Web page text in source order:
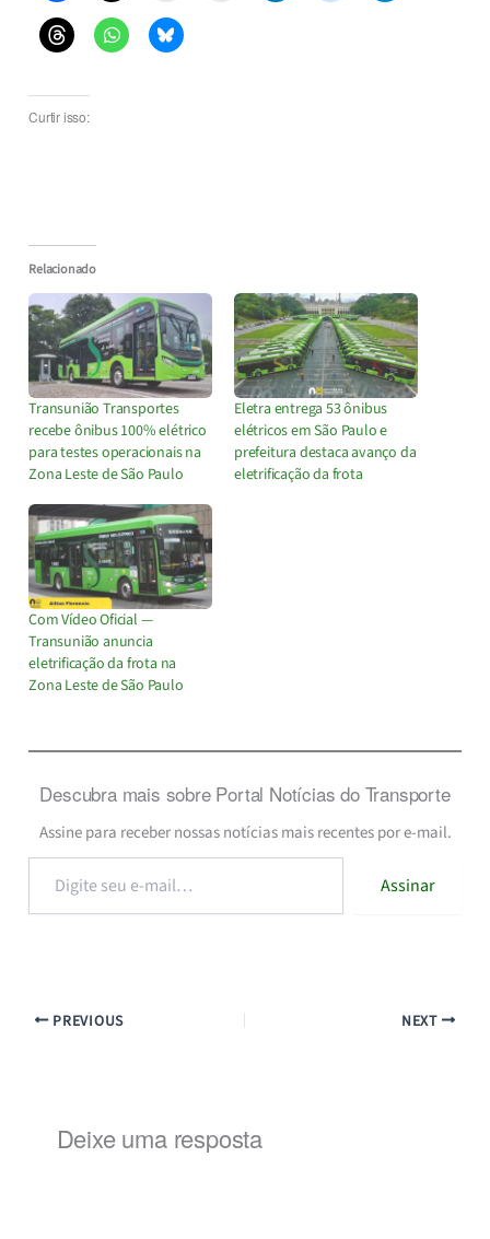
Curtir isso:
Relacionado
Transunião Transportes
recebe ônibus 100% elétrico
para testes operacionais na
Zona Leste de São Paulo
Eletra entrega 53 ônibus
elétricos em São Paulo e
prefeitura destaca avanço da
eletrificação da frota
Com Vídeo Oficial —
Transunião anuncia
eletrificação da frota na
Zona Leste de São Paulo
Descubra mais sobre Portal Notícias do Transporte
Assine para receber nossas notícias mais recentes por e-mail.
e-
Assinar
PREVIOUS NEXT
Deixe uma resposta